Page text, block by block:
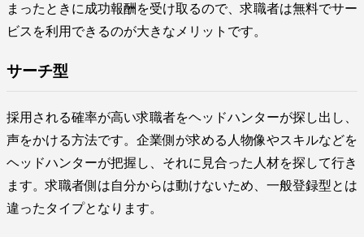
まったときに成功報酬を受け取るので、求職者は無料でサー
ビスを利用できるのが大きなメリットです。
サーチ型
採用される確率が高い求職者をヘッドハンターが探し出し、
声をかける方法です。企業側が求める人物像やスキルなどを
ヘッドハンターが把握し、それに見合った人材を探して行き
ます。求職者側は自分からは動けないため、一般登録型とは
違ったタイプとなります。